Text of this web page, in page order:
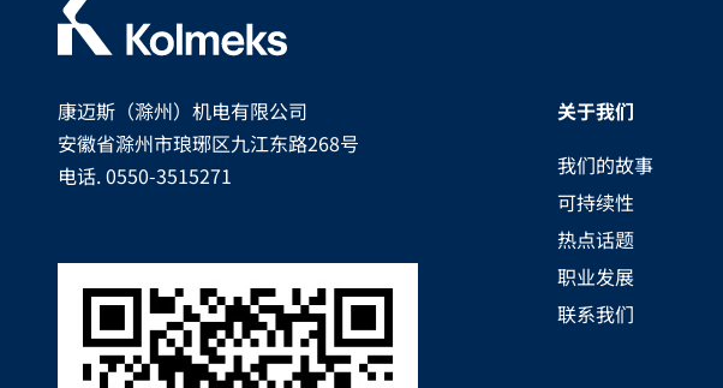
康迈斯（滁州）机电有限公司
安徽省滁州市琅琊区九江东路268号
电话. 0550-3515271
关于我们
我们的故事
可持续性
热点话题
职业发展
联系我们